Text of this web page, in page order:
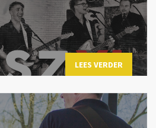
LEES VERDER